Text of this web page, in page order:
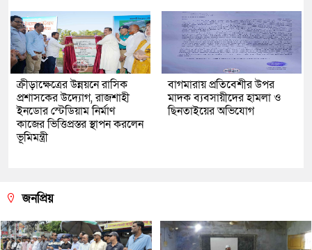
ক্রীড়াক্ষেত্রের উন্নয়নে রাসিক
প্রশাসকের উদ্যোগ, রাজশাহী
ইনডোর স্টেডিয়াম নির্মাণ
কাজের ভিত্তিপ্রস্তর স্থাপন করলেন
ভূমিমন্ত্রী
বাগমারায় প্রতিবেশীর উপর
মাদক ব্যবসায়ীদের হামলা ও
ছিনতাইয়ের অভিযোগ
জনপ্রিয়